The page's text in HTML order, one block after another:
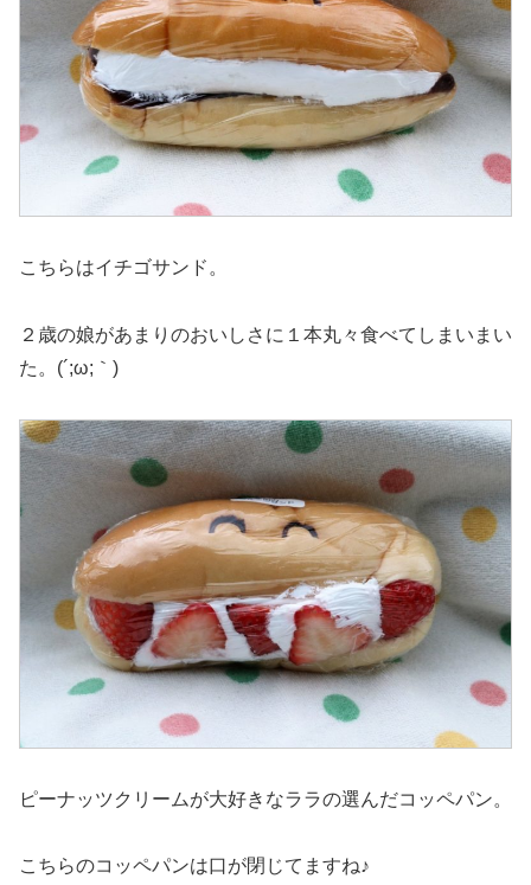
こちらはイチゴサンド。
２歳の娘があまりのおいしさに１本丸々食べてしまいまい
た。(´;ω;｀)
ピーナッツクリームが大好きなララの選んだコッペパン。
こちらのコッペパンは口が閉じてますね♪